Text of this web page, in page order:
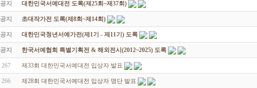
공지 대한민국서예대전 도록(제25회~제37회)
공지 초대작가전 도록(제8회~제14회)
공지 대한민국청년서예가전(제1기 - 제11기) 도록
공지 한국서예협회 특별기획전 & 해외전시(2012~2025) 도록
267 제33회 대한민국서예대전 입상자 발표
266 제28회 대한민국서예대전 입상자 명단 발표